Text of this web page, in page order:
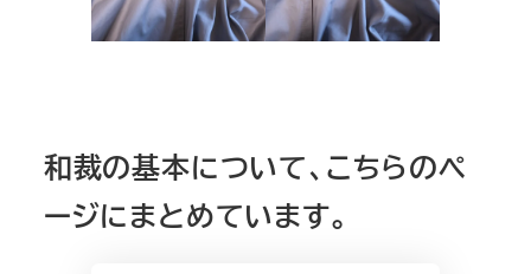
和裁の基本について、こちらのペ
ージにまとめています。